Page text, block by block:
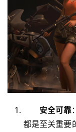
安全可靠
都是至关重要